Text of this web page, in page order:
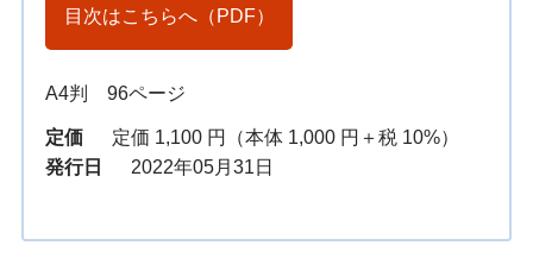
目次はこちらへ（PDF）
A4判 96ページ
定価
定価 1,100 円（本体 1,000 円＋税 10%）
発行日
2022年05月31日